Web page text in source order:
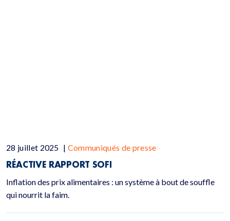
28 juillet 2025 | Communiqués de presse
RÉACTIVE RAPPORT SOFI
Inflation des prix alimentaires : un système à bout de souffle
qui nourrit la faim.